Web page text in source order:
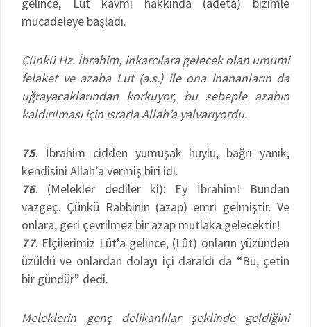
mücadeleye başladı.
Çünkü Hz. İbrahim, inkarcılara gelecek olan umumi
felaket ve azaba Lut (a.s.) ile ona inananların da
uğrayacaklarından korkuyor, bu sebeple azabın
kaldırılması için ısrarla Allah’a yalvarıyordu.
75. İbrahim cidden yumuşak huylu, bağrı yanık,
kendisini Allah’a vermiş biri idi.
76. (Melekler dediler ki): Ey İbrahim! Bundan
vazgeç. Çünkü Rabbinin (azap) emri gelmiştir. Ve
onlara, geri çevrilmez bir azap mutlaka gelecektir!
77. Elçilerimiz Lût’a gelince, (Lût) onların yüzünden
üzüldü ve onlardan dolayı içi daraldı da “Bu, çetin
bir gündür” dedi.
Meleklerin genç delikanlılar şeklinde geldiğini